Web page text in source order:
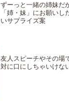
ずーっと一緒の姉妹だ
「姉・妹」にお願い
いサプライズ案
友人スピーチやその場
対に口にしちゃいけな